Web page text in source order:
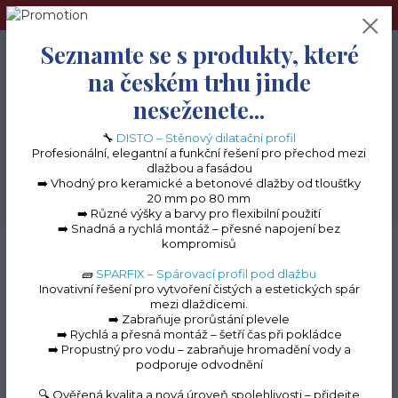
➢Terče pod dlažbu naleznete na e-shopu www.terceshop.cz!➢
+420 605 740 744
0
0 Kč
Stěnový dilatační profil "DISTO" Ukončovací profil pro nopovou fólii
Stěnový dilatační
profil "DISTO"
Seznamte se s produkty, které
na českém trhu jinde
neseženete...
🔧 DISTO – Stěnový dilatační profil
Profesionální, elegantní a funkční řešení pro přechod mezi
dlažbou a fasádou
➡️ Vhodný pro keramické a betonové dlažby od tloušťky
20 mm po 80 mm
➡️ Různé výšky a barvy pro flexibilní použití
➡️ Snadná a rychlá montáž – přesné napojení bez
kompromisů
🧱 SPARFIX – Spárovací profil pod dlažbu
Inovativní řešení pro vytvoření čistých a estetických spár
mezi dlaždicemi.
➡️ Zabraňuje prorůstání plevele
➡️ Rychlá a přesná montáž – šetří čas při pokládce
➡️ Propustný pro vodu – zabraňuje hromadění vody a
podporuje odvodnění
🔍 Ověřená kvalita a nová úroveň spolehlivosti – přidejte